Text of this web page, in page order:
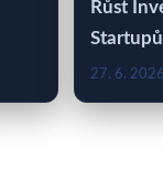
Růst
27. 6. 2026